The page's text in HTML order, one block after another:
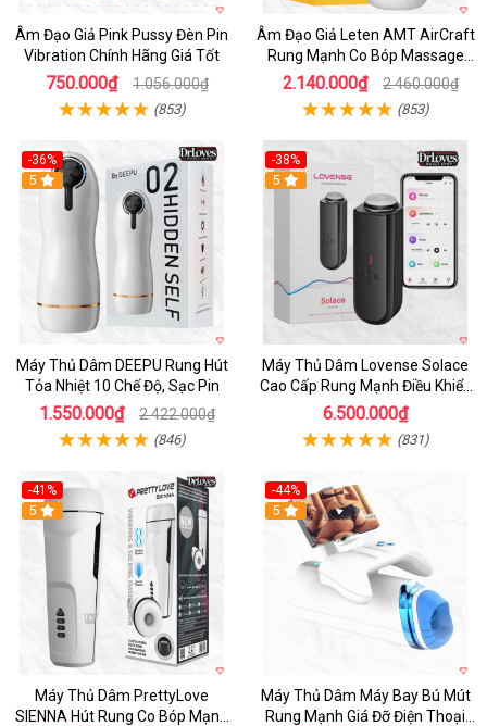
Âm Đạo Giả Pink Pussy Đèn Pin
Vibration Chính Hãng Giá Tốt
750.000₫ 1.056.000₫
(853)
Âm Đạo Giả Leten AMT AirCraft
Rung Mạnh Co Bóp Massage
Êm Ái
2.140.000₫ 2.460.000₫
(853)
-36%
Hot
5
Máy Thủ Dâm DEEPU Rung Hút
Tỏa Nhiệt 10 Chế Độ, Sạc Pin
1.550.000₫ 2.422.000₫
(846)
-38%
Hot
5
Máy Thủ Dâm Lovense Solace
Cao Cấp Rung Mạnh Điều Khiển
App
6.500.000₫
(831)
-41%
Hot
5
Máy Thủ Dâm PrettyLove
SIENNA Hút Rung Co Bóp Mạnh
-44%
Hot
5
Máy Thủ Dâm Máy Bay Bú Mút
Rung Mạnh Giá Đỡ Điện Thoại